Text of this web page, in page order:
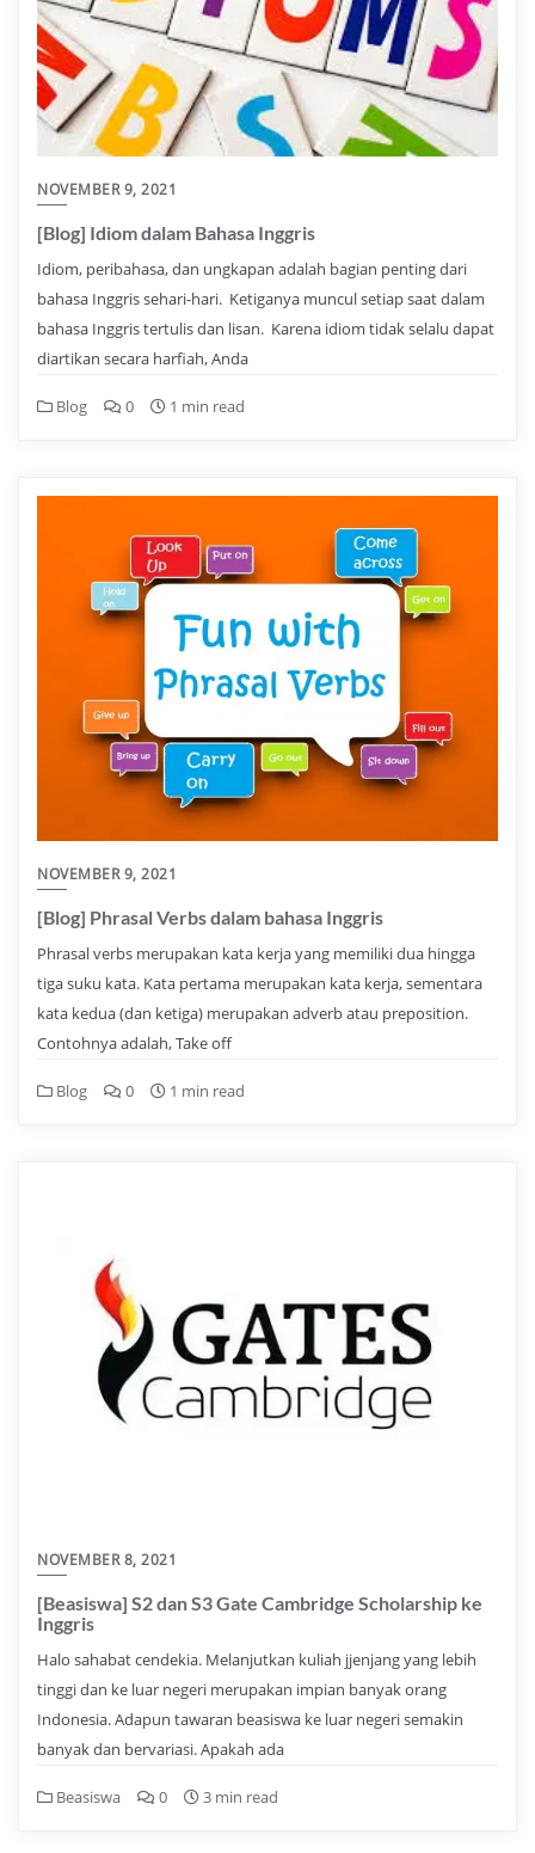
NOVEMBER 9, 2021
[Blog] Idiom dalam Bahasa Inggris
Idiom, peribahasa, dan ungkapan adalah bagian penting dari
bahasa Inggris sehari-hari. Ketiganya muncul setiap saat dalam
bahasa Inggris tertulis dan lisan. Karena idiom tidak selalu dapat
diartikan secara harfiah, Anda
Blog 0 1 min read
NOVEMBER 9, 2021
[Blog] Phrasal Verbs dalam bahasa Inggris
Phrasal verbs merupakan kata kerja yang memiliki dua hingga
tiga suku kata. Kata pertama merupakan kata kerja, sementara
kata kedua (dan ketiga) merupakan adverb atau preposition.
Contohnya adalah, Take off
Blog 0 1 min read
NOVEMBER 8, 2021
[Beasiswa] S2 dan S3 Gate Cambridge Scholarship ke
Inggris
Halo sahabat cendekia. Melanjutkan kuliah jjenjang yang lebih
tinggi dan ke luar negeri merupakan impian banyak orang
Indonesia. Adapun tawaran beasiswa ke luar negeri semakin
banyak dan bervariasi. Apakah ada
Beasiswa 0 3 min read